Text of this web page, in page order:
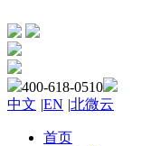
400-618-0510
中文 |EN |北微云
首页